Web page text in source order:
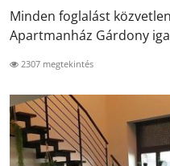
Minden foglalást
Apartmanház Gárdony
2307 megtekintés